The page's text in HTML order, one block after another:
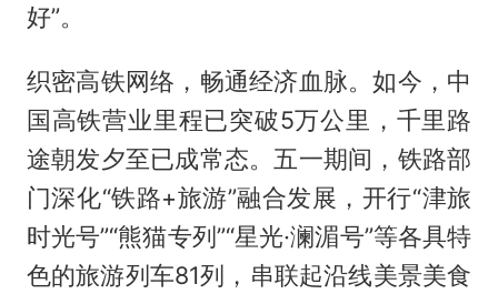
好”。
织密高铁网络，畅通经济血脉。如今，中
国高铁营业里程已突破5万公里，千里路
途朝发夕至已成常态。五一期间，铁路部
门深化“铁路+旅游”融合发展，开行“津旅
时光号”“熊猫专列”“星光·澜湄号”等各具特
色的旅游列车81列，串联起沿线美景美食